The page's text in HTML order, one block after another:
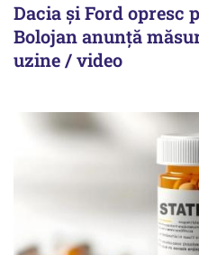
Dacia și Ford opresc
Bolojan anunță
uzine / video